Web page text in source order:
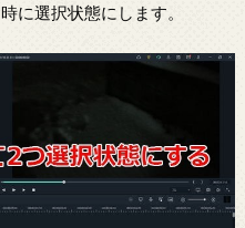
に選択状態にします。